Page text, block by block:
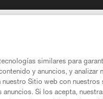
similares para
y anuncios, y analizar
Sitio web con
Si los acepta,